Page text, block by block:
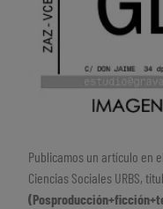
Publicamos un artículo en
Ciencias Sociales URBS,